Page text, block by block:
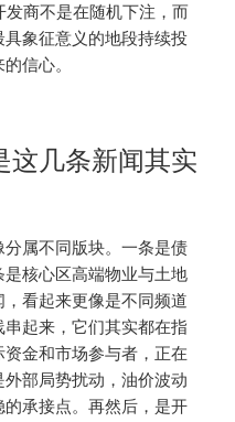
商不是在随机下注，而
象征意义的地段持续投
信心。
这几条新闻其实
属不同版块。一条是债
核心区高端物业与土地
看起来更像是不同频道
起来，它们其实都在指
金和市场参与者，正在
部局势扰动，油价波动
承接点。再然后，是开